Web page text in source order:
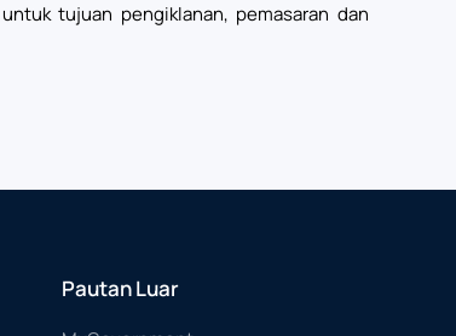
tujuan pengiklanan, pemasaran dan
Pautan Luar